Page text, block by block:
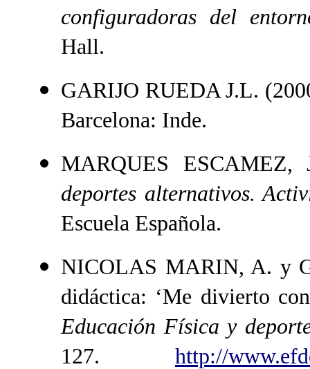
configuradoras del
Hall.
GARIJO RUEDA J.L.
Barcelona: Inde.
MARQUES ESCAMEZ,
deportes alternativos.
Escuela Española.
NICOLAS MARIN, A. y
didáctica: ‘Me divierto
Educación Física y
127. http://